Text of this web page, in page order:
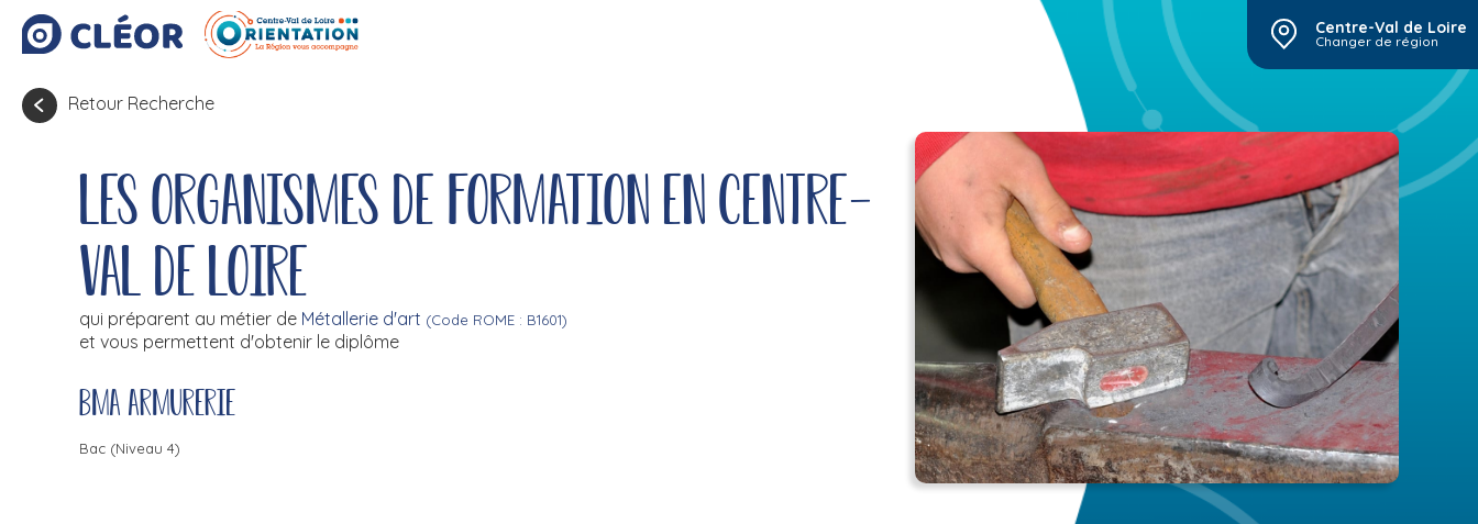
Centre-Val de Loire
Changer de région
Retour Recherche
Les organismes de formation en Centre-
Val de Loire
qui préparent au métier de Métallerie d'art (Code ROME : B1601)
et vous permettent d'obtenir le diplôme
BMA armurerie
Bac (Niveau 4)